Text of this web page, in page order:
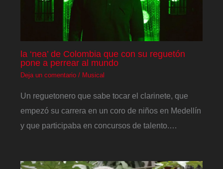
la ‘nea’ de Colombia que con su reguetón
pone a perrear al mundo
Deja un comentario / Musical
Un reguetonero que sabe tocar el clarinete, que
empezó su carrera en un coro de niños en Medellín
y que participaba en concursos de talento.…